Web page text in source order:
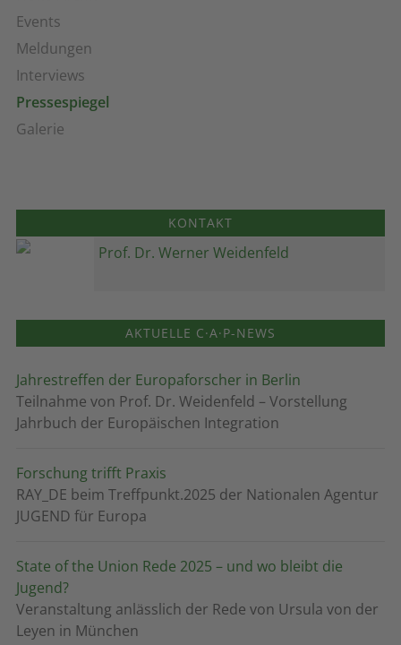
Events
Meldungen
Interviews
Pressespiegel
Galerie
KONTAKT
Prof. Dr. Werner Weidenfeld
AKTUELLE C·A·P-NEWS
Jahrestreffen der Europaforscher in Berlin
Teilnahme von Prof. Dr. Weidenfeld – Vorstellung
Jahrbuch der Europäischen Integration
Forschung trifft Praxis
RAY_DE beim Treffpunkt.2025 der Nationalen Agentur
JUGEND für Europa
State of the Union Rede 2025 – und wo bleibt die
Jugend?
Veranstaltung anlässlich der Rede von Ursula von der
Leyen in München